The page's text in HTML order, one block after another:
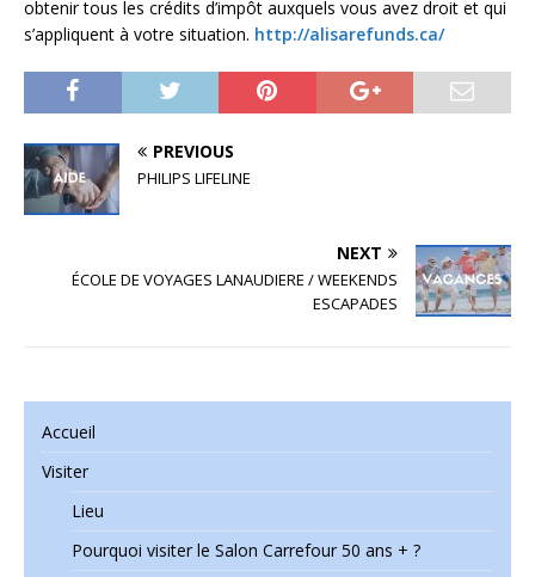
obtenir tous les crédits d’impôt auxquels vous avez droit et qui
s’appliquent à votre situation. http://alisarefunds.ca/
PREVIOUS
PHILIPS LIFELINE
NEXT
ÉCOLE DE VOYAGES LANAUDIERE / WEEKENDS
ESCAPADES
Accueil
Visiter
Lieu
Pourquoi visiter le Salon Carrefour 50 ans + ?